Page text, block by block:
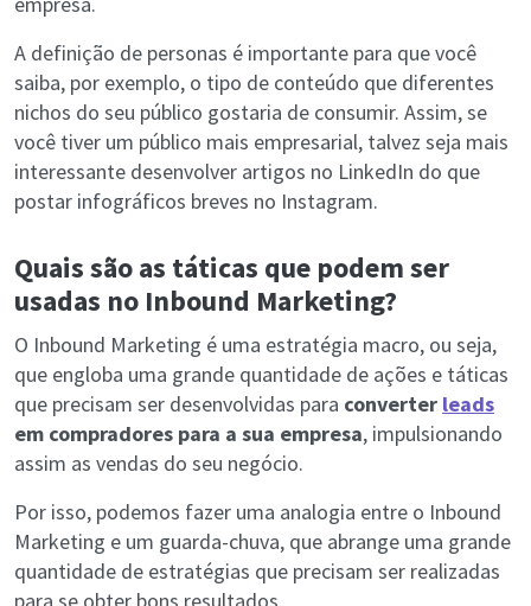
A definição de personas é importante para que você
saiba, por exemplo, o tipo de conteúdo que diferentes
nichos do seu público gostaria de consumir. Assim, se
você tiver um público mais empresarial, talvez seja mais
interessante desenvolver artigos no LinkedIn do que
postar infográficos breves no Instagram.
Quais são as táticas que podem ser
usadas no Inbound Marketing?
O Inbound Marketing é uma estratégia macro, ou seja,
que engloba uma grande quantidade de ações e táticas
que precisam ser desenvolvidas para converter leads
em compradores para a sua empresa, impulsionando
assim as vendas do seu negócio.
Por isso, podemos fazer uma analogia entre o Inbound
Marketing e um guarda-chuva, que abrange uma grande
quantidade de estratégias que precisam ser realizadas
para se obter bons resultados.